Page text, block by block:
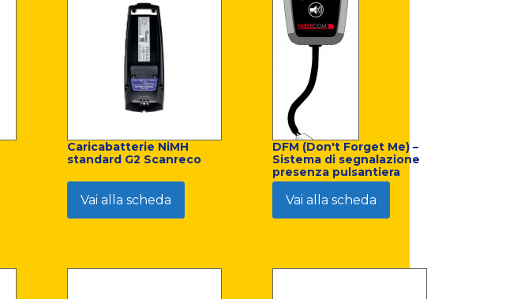
Caricabatterie NiMH
standard G2 Scanreco
Vai alla scheda
DFM (Don't Forget Me) –
Sistema di segnalazione
presenza pulsantiera
Vai alla scheda